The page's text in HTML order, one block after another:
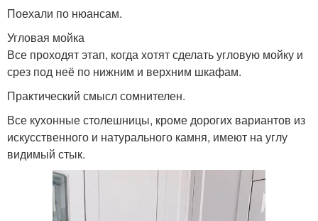
Угловая кухня Кухня с барной
Кухня с обеденной
зоной
Кухня с полуостровом
Решения для угловой
Поехали по нюансам.
Угловая мойка
Все проходят этап, когда хотят сделать угловую мойку и
срез под неё по нижним и верхним шкафам.
Практический смысл сомнителен.
Все кухонные столешницы, кроме дорогих вариантов из
искусственного и натурального камня, имеют на углу
видимый стык.